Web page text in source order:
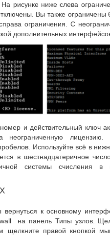
рисунке ниже слева
Вы также
ограничения. С
дополнительных
и действительный ключ
неограниченную
Используйте всё в
в шестнадцатеричное
системы счисления в
к основному
на панель Типы узлов.
щелкните правой кнопкой